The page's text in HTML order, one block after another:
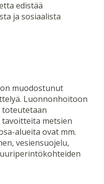
edistää
ja sosiaalista
muodostunut
Luonnonhoitoon
toteutetaan
metsien
alueita ovat mm.
vesiensuojelu,